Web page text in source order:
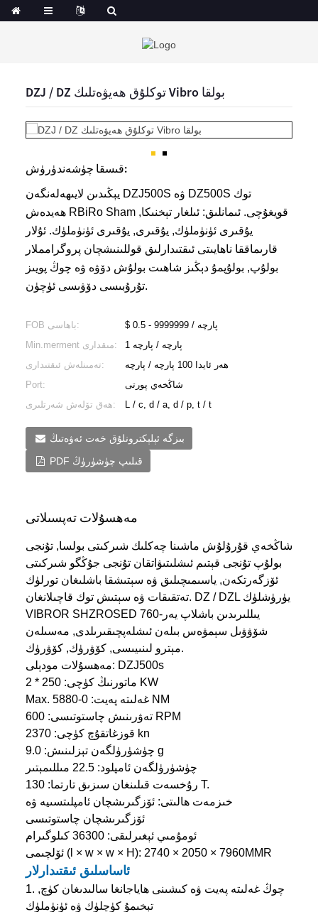
DZJ / DZ توكلۇق ھەيۋەتلىك Vibro بولقا
قىسقا چۈشەندۈرۈش:
يېڭىدىن لايىھەلەنگەن DZJ500S ۋە DZ500S توك
ھەيدەش RBiRo Sham قويغۇچى. ئىمانلىق: ئىلغار تېخنىكا,
يۇقىرى ئۈنۈملۈك, يۇقىرى, يۇقىرى ئۈنۈملۈك. ئۇلار
قارىماققا ناھايىتى ئىقتىدارلىق قوللىنىشچان پروگرامملار
بولۇپ, بولۇپمۇ دېڭىز شاھىت بولۇش دۆۋە ۋە چوڭ پويىز
تۇرۇبىسى دۆۋىسى ئۈچۈن.
FOB باھاسى:
$ 0.5 - 9999999 / پارچە
Min.merment مىقدارى:
1 پارچە / پارچە
تەمىنلەش ئىقتىدارى:
ھەر ئايدا 100 پارچە / پارچە
Port:
شاڭخەي پورتى
ھەق تۆلەش شەرتلىرى:
L / c, d / a, d / p, t / t
بىزگە ئېلېكترونلۇق خەت ئەۋەتىڭ
PDF قىلىپ چۈشۈرۈڭ
مەھسۇلات تەپسىلاتى
شاڭخەي قۇرۇلۇش ماشىنا چەكلىك شىركىتى بولسا, تۇنجى
بولۇپ تۇنجى قېتىم ئىشلىتىۋاتقان تۇنجى جۇڭگو شىركىتى
ئۆزگەرتكەن, ياسىمىچىلىق ۋە سېتىشقا باشلىغان تورلۈك
تەتقىقات ۋە سېتىش توك قاچىلانغان. DZ / DZL يۈرۈشلۈك
VIBROR SHZROSED 760-يىللىرىدىن باشلاپ يەر
شۆۋۋىل سېمۋەس بىلەن ئىشلەپچىقىرىلدى, مەسىلەن
مېترو لىنىيىسى, كۆۋرۈك, كۆۋرۈك.
مەھسۇلات مودېلى: DZJ500s
ماتورنىڭ كۈچى: 250 * 2 KW
Max. غەلىتە پەيت: 0-5880 NM
تەۋرىنىش چاستوتىسى: 600 RPM
قوزغاتقۇچ كۈچى: 2370 kn
چۈشۈرۈلگەن تېزلىنىش: 9.0 g
چۈشۈرۈلگەن ئامپلود: 22.5 مىللىمېتىر
رۇخسەت قىلىنغان سىزىق تارتما: 130 T.
خىزمەت ھالىتى: ئۆزگىرىشچان ئامپلىتسىيە ۋە
ئۆزگىرىشچان چاستوتىسى
ئومۇمىي ئېغىرلىقى: 36300 كىلوگىرام
ئۆلچىمى (l × w × w × H): 2740 × 2050 × 7960MMR
ئاساسلىق ئىقتىدارلار
1. چوڭ غەلىتە پەيت ۋە كىشىنى ھاياجانغا سالىدىغان كۈچ,
تېخىمۇ كۈچلۈك ۋە ئۈنۈملۈك